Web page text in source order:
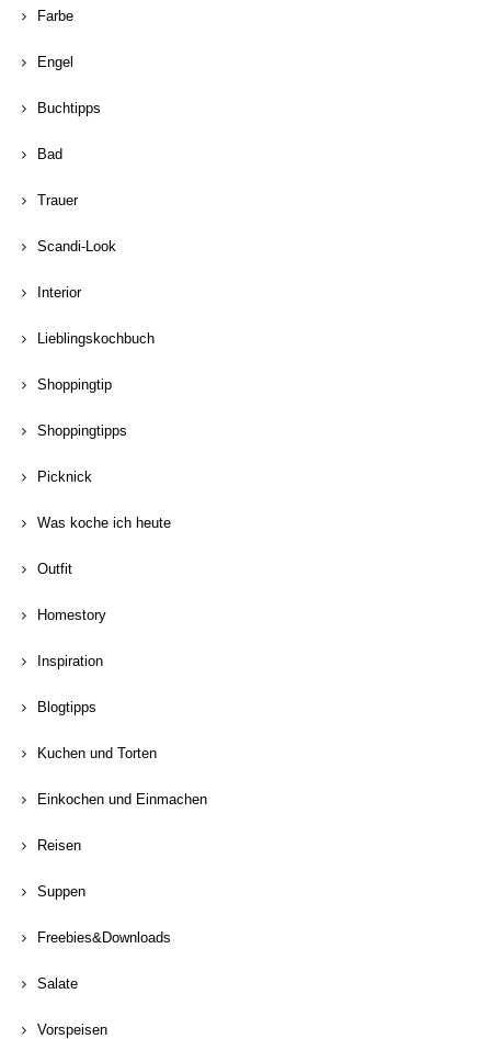
Farbe
Engel
Buchtipps
Bad
Trauer
Scandi-Look
Interior
Lieblingskochbuch
Shoppingtip
Shoppingtipps
Picknick
Was koche ich heute
Outfit
Homestory
Inspiration
Blogtipps
Kuchen und Torten
Einkochen und Einmachen
Reisen
Suppen
Freebies&Downloads
Salate
Vorspeisen